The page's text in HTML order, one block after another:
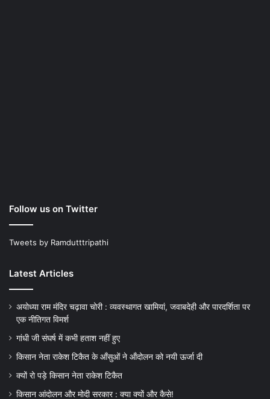
Follow us on Twitter
Tweets by Ramdutttripathi
Latest Articles
अयोध्या राम मंदिर चढ़ावा चोरी : व्यवस्थागत खामियां, जवाबदेही और पारदर्शिता पर
एक नीतिगत विमर्श
गांधी जी संघर्ष में कभी हताश नहीं हुए
किसान नेता राकेश टिकैत के आँसुओं ने ऑंदोलन को नयी ऊर्जा दी
क्यों रो पड़े किसान नेता राकेश टिकैत
किसान आंदोलन और मोदी सरकार : क्या क्यों और कैसे!